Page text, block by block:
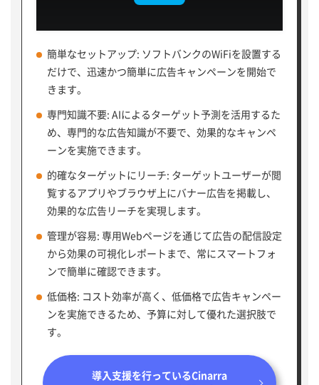
簡単なセットアップ: ソフトバンクのWiFiを設置する
だけで、迅速かつ簡単に広告キャンペーンを開始で
きます。
専門知識不要: AIによるターゲット予測を活用するた
め、専門的な広告知識が不要で、効果的なキャンペ
ーンを実施できます。
的確なターゲットにリーチ: ターゲットユーザーが閲
覧するアプリやブラウザ上にバナー広告を掲載し、
効果的な広告リーチを実現します。
管理が容易: 専用Webページを通じて広告の配信設定
から効果の可視化レポートまで、常にスマートフォ
ンで簡単に確認できます。
低価格: コスト効率が高く、低価格で広告キャンペー
ンを実施できるため、予算に対して優れた選択肢で
す。
導入支援を行っているCinarra